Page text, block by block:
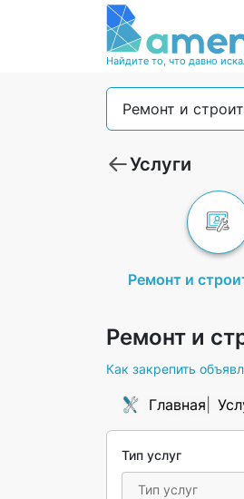
Найдите то, что давно
Ремонт и
Услуги
Ремонт и
Ремонт и
Как закрепить
Главная
Тип услуг
Тип услуг